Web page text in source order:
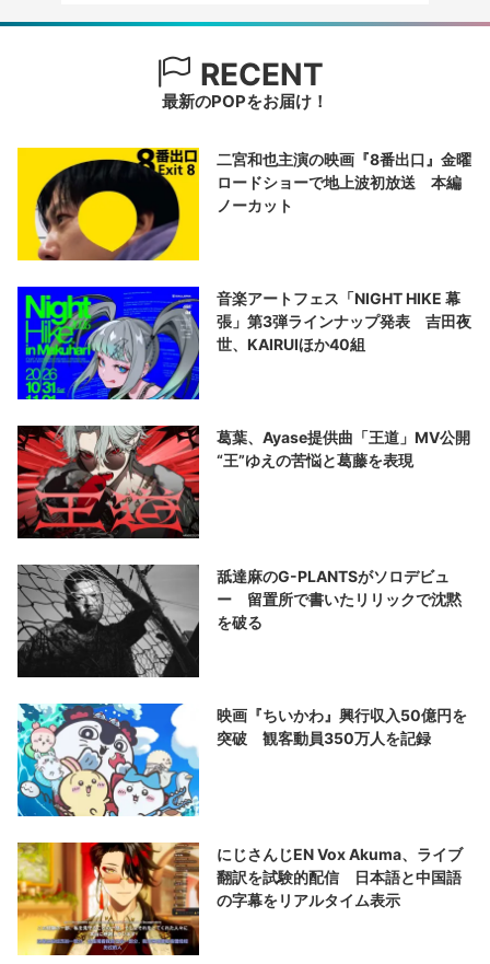
RECENT
最新のPOPをお届け！
二宮和也主演の映画『8番出口』金曜
ロードショーで地上波初放送 本編
ノーカット
音楽アートフェス「NIGHT HIKE 幕
張」第3弾ラインナップ発表 吉田夜
世、KAIRUIほか40組
葛葉、Ayase提供曲「王道」MV公開
“王”ゆえの苦悩と葛藤を表現
舐達麻のG-PLANTSがソロデビュ
ー 留置所で書いたリリックで沈黙
を破る
映画『ちいかわ』興行収入50億円を
突破 観客動員350万人を記録
にじさんじEN Vox Akuma、ライブ
翻訳を試験的配信 日本語と中国語
の字幕をリアルタイム表示